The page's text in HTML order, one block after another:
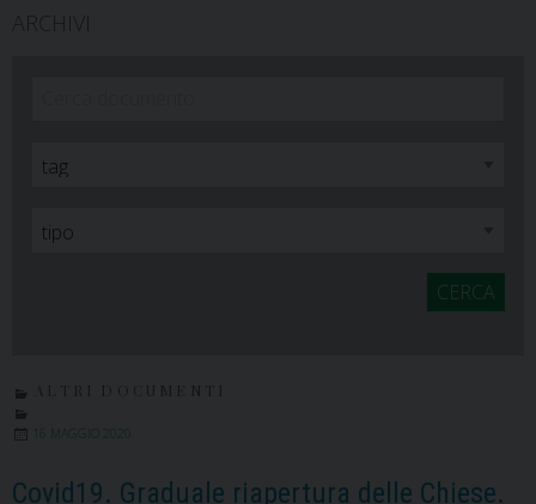
CERCA
16 MAGGIO 2020
Covid19. Graduale riapertura delle Chiese.